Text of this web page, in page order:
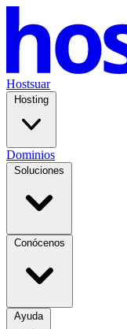
Hostsuar
Hosting
Dominios
Soluciones
Conócenos
Ayuda